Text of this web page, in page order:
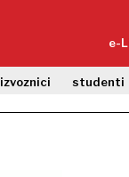
e-
izvoznici studenti